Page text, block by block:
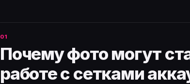
Почему фото могут
работе с сетками